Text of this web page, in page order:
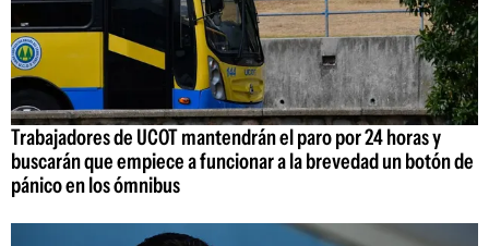
Trabajadores de UCOT mantendrán el paro por 24 horas y
buscarán que empiece a funcionar a la brevedad un botón de
pánico en los ómnibus